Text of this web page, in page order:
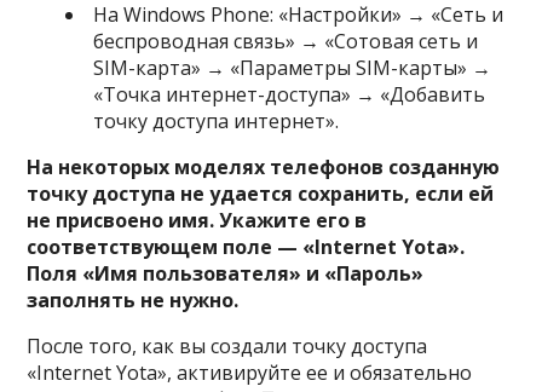
На Windows Phone: «Настройки» → «Сеть и
беспроводная связь» → «Сотовая сеть и
SIM-карта» → «Параметры SIM-карты» →
«Точка интернет-доступа» → «Добавить
точку доступа интернет».
На некоторых моделях телефонов созданную
точку доступа не удается сохранить, если ей
не присвоено имя. Укажите его в
соответствующем поле — «Internet Yota».
Поля «Имя пользователя» и «Пароль»
заполнять не нужно.
После того, как вы создали точку доступа
«Internet Yota», активируйте ее и обязательно